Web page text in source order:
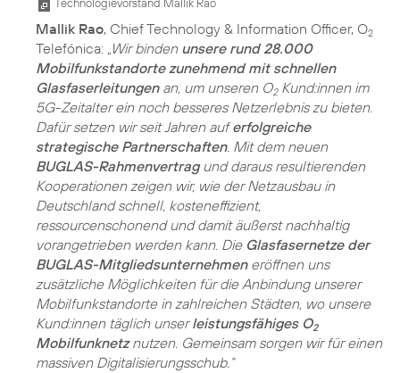
Mallik Rao, Chief Technology & Information Officer, O2
Telefónica: „Wir binden unsere rund 28.000
Mobilfunkstandorte zunehmend mit schnellen
Glasfaserleitungenan, um unseren O2Kund:innen im
5G-Zeitalter ein noch besseres Netzerlebnis zu bieten.
Dafür setzen wir seit Jahren auferfolgreiche
strategische Partnerschaften. Mit dem neuen
BUGLAS-Rahmenvertragund daraus resultierenden
Kooperationen zeigen wir, wie der Netzausbau in
Deutschland schnell, kosteneffizient,
ressourcenschonend und damit äußerst nachhaltig
vorangetrieben werden kann. Die Glasfasernetze der
BUGLAS-Mitgliedsunternehmeneröffnen uns
zusätzliche Möglichkeiten für die Anbindung unserer
Mobilfunkstandorte in zahlreichen Städten, wo unsere
Kund:innen täglich unserleistungsfähiges O2
Mobilfunknetznutzen. Gemeinsam sorgen wir für einen
massiven Digitalisierungsschub.“